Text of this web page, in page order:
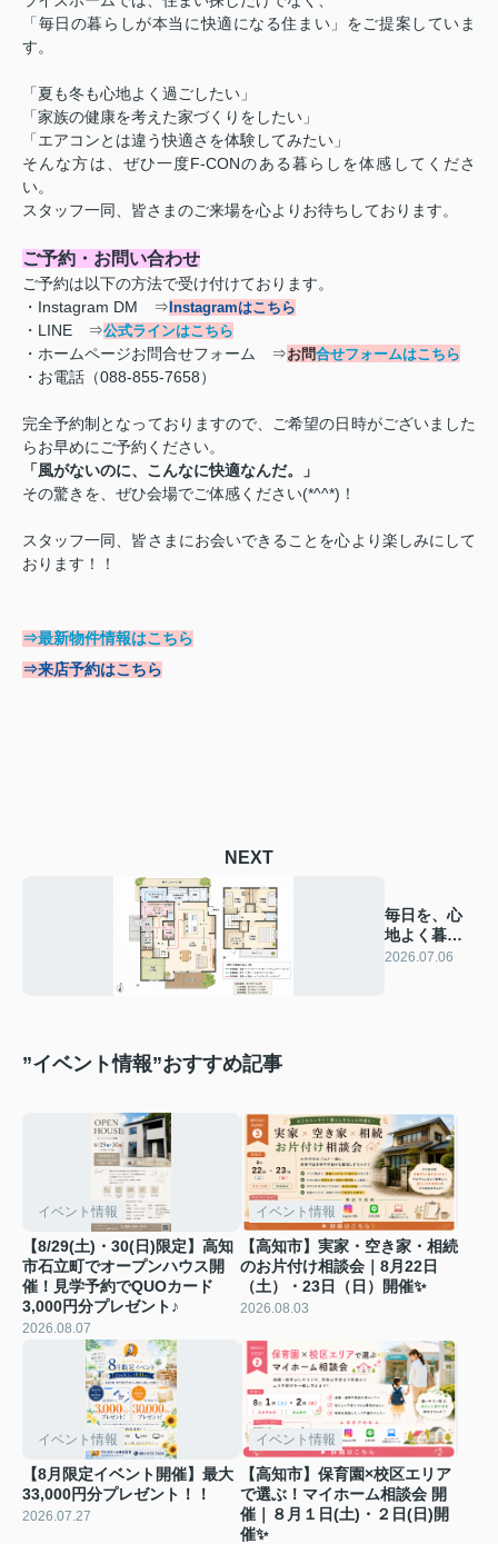
「毎日の暮らしが本当に快適になる住まい」をご提案していま
す。
「夏も冬も心地よく過ごしたい」
「家族の健康を考えた家づくりをしたい」
「エアコンとは違う快適さを体験してみたい」
そんな方は、ぜひ一度F-CONのある暮らしを体感してくださ
い。
スタッフ一同、皆さまのご来場を心よりお待ちしております。
ご予約・お問い合わせ
ご予約は以下の方法で受け付けております。
・Instagram DM ⇒ Instagramはこちら
・LINE ⇒公式ラインはこちら
・ホームページお問合せフォーム ⇒お問合せフォームはこちら
・お電話（088-855-7658）
完全予約制となっておりますので、ご希望の日時がございました
らお早めにご予約ください。
「風がないのに、こんなに快適なんだ。」
その驚きを、ぜひ会場でご体感ください(*^^*)！
スタッフ一同、皆さまにお会いできることを心より楽しみにして
おります！！
⇒最新物件情報はこちら
⇒来店予約はこちら
NEXT
毎日を、心
地よく暮ら
すための間
2026.07.06
”イベント情報”おすすめ記事
イベント情報
【8/29(土)・30(日)限定】高知
市石立町でオープンハウス開
催！見学予約でQUOカード
3,000円分プレゼント♪
2026.08.07
イベント情報
【高知市】実家・空き家・相続
のお片付け相談会｜8月22日
（土）・23日（日）開催✨
2026.08.03
イベント情報
【8月限定イベント開催】最大
33,000円分プレゼント！！
2026.07.27
イベント情報
【高知市】保育園×校区エリア
で選ぶ！マイホーム相談会 開
催｜８月１日(土)・２日(日)開
催✨